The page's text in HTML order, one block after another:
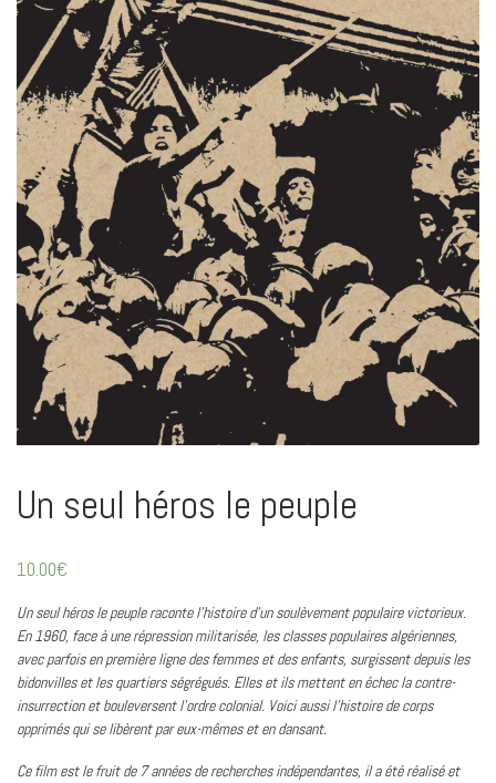
Un seul héros le peuple
10.00€
Un seul héros le peuple raconte l’histoire d’un soulèvement populaire victorieux.
En 1960, face à une répression militarisée, les classes populaires algériennes,
avec parfois en première ligne des femmes et des enfants, surgissent depuis les
bidonvilles et les quartiers ségrégués. Elles et ils mettent en échec la contre-
insurrection et bouleversent l’ordre colonial. Voici aussi l’histoire de corps
opprimés qui se libèrent par eux-mêmes et en dansant.
Ce film est le fruit de 7 années de recherches indépendantes, il a été réalisé et